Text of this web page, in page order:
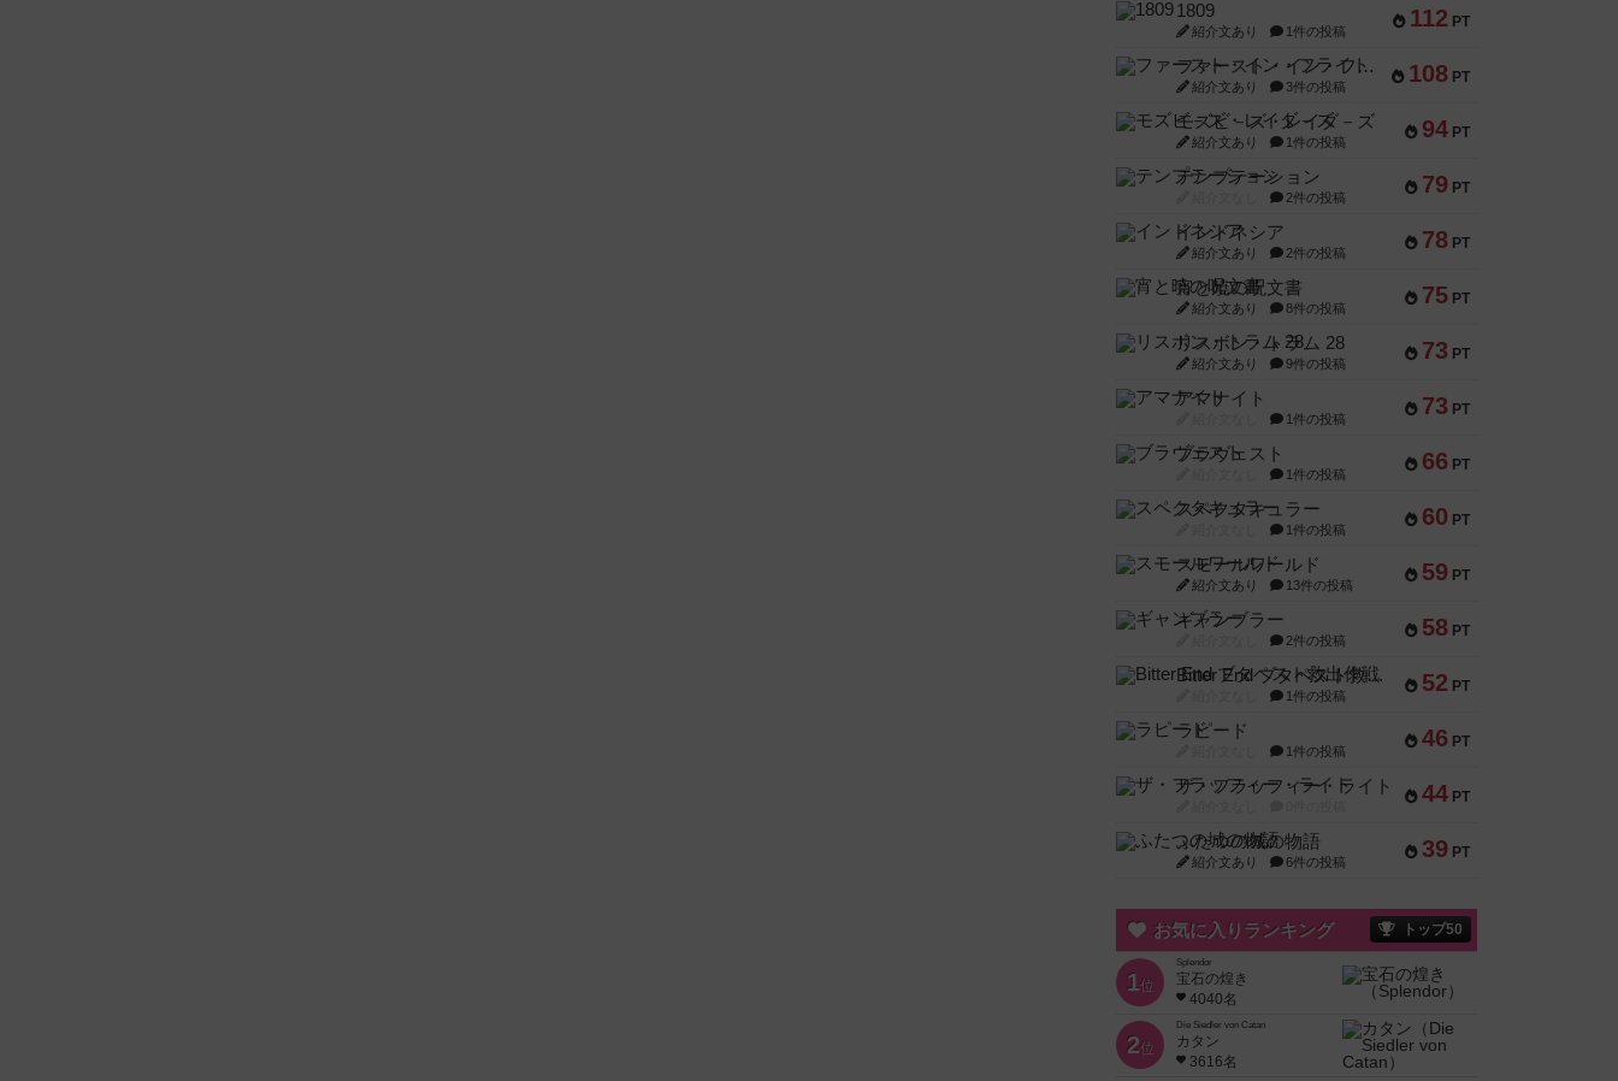
112 PT
1809
紹介文あり 1件の投稿
108 PT
ファースト・イン・フライト
紹介文あり 3件の投稿
94 PT
モズビ－ズ・レイダ－ズ
紹介文あり 1件の投稿
79 PT
テンプテーション
2件の投稿
78 PT
インドネシア
紹介文あり 2件の投稿
75 PT
宵と暁の呪文書
紹介文あり 8件の投稿
73 PT
リスボン・トラム 28
紹介文あり 9件の投稿
73 PT
アマナイト
1件の投稿
66 PT
ブラヴェスト
1件の投稿
60 PT
スペクタキュラー
1件の投稿
59 PT
スモールワールド
紹介文あり 13件の投稿
58 PT
ギャンブラー
2件の投稿
52 PT
Bitter End ブタペスト救出作戦
1件の投稿
46 PT
ラピード
1件の投稿
44 PT
ザ・フラッフィー・ライト
39 PT
ふたつの城の物語
紹介文あり 6件の投稿
お気に入りランキング トップ50
1位
Splendor
宝石の煌き
4040名
2位
Die Siedler von Catan
カタン
3616名